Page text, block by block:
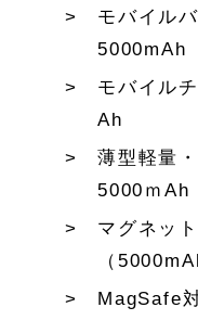
モバイル
5000mAh
モバイル
Ah
薄型軽量
5000ｍAh
マグネッ
（
MagSafe